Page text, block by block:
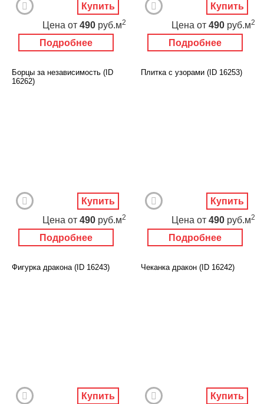
Подробнее
Цена от 490 руб.м2
Купить
Подробнее
Цена от 490 руб.м2
Купить
Борцы за независимость (ID
16262)
Подробнее
Цена от 490 руб.м2
Купить
Плитка с узорами (ID 16253)
Подробнее
Цена от 490 руб.м2
Купить
Фигурка дракона (ID 16243)
Купить
Чеканка дракон (ID 16242)
Купить